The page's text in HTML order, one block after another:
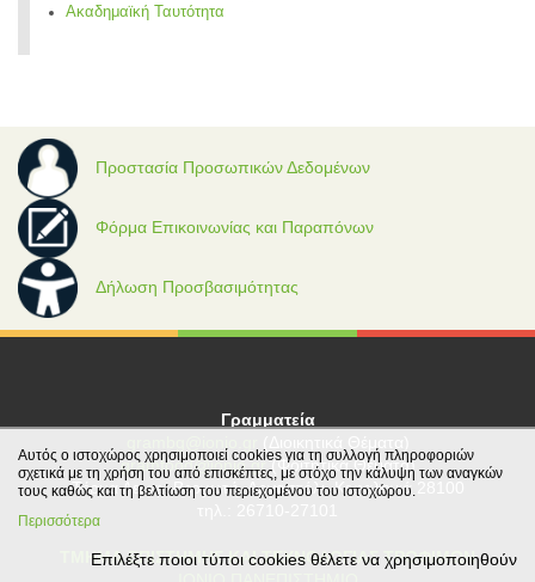
Ακαδημαϊκή Ταυτότητα
Προστασία Προσωπικών Δεδομένων
Φόρμα Επικοινωνίας και Παραπόνων
Δήλωση Προσβασιμότητας
Γραμματεία
gramfood@ionio.gr(Φοιτητικά Θέματα)
Tέρμα Λεωφ. Βεργωτή, Αργοστόλι, Κεφαλονιά 28100
ΤΜΗΜΑ ΕΠΙΣΤΗΜΗΣ ΚΑΙ ΤΕΧΝΟΛΟΓΙΑΣ ΤΡΟΦΙΜΩΝ
Αυτός ο ιστοχώρος χρησιμοποιεί cookies για τη συλλογή πληροφοριών
σχετικά με τη χρήση του από επισκέπτες, με στόχο την κάλυψη των αναγκών
τους καθώς και τη βελτίωση του περιεχομένου του ιστοχώρου.
Περισσότερα
Επιλέξτε ποιοι τύποι cookies θέλετε να χρησιμοποιηθούν